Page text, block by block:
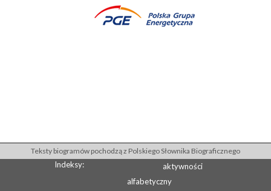
Teksty biogramów pochodzą z Polskiego Słownika Biograficznego
Indeksy:
aktywności
alfabetyczny